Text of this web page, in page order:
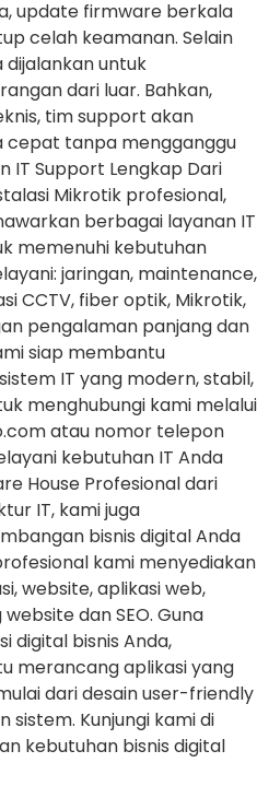
update firmware berkala
celah keamanan. Selain
dijalankan untuk
dari luar. Bahkan,
tim support akan
cepat tanpa mengganggu
IT Support Lengkap Dari
Mikrotik profesional,
berbagai layanan IT
memenuhi kebutuhan
jaringan, maintenance,
CCTV, fiber optik, Mikrotik,
pengalaman panjang dan
siap membantu
IT yang modern, stabil,
menghubungi kami melalui
atau nomor telepon
kebutuhan IT Anda
House Profesional dari
IT, kami juga
bisnis digital Anda
kami menyediakan
website, aplikasi web,
dan SEO. Guna
bisnis Anda,
merancang aplikasi yang
dari desain user-friendly
sistem. Kunjungi kami di
kebutuhan bisnis digital